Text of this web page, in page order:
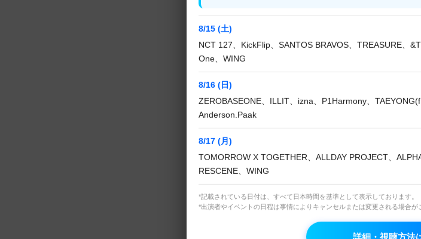
■#4
－
■#5
パク・ヘジン
■#6
パク・ヘジン、チャ・テヒョン
■#7
8/15 (土)
NCT 127、KickFlip、SANTOS BRAVOS、TREASURE、
One、WING
8/16 (日)
ZEROBASEONE、ILLIT、izna、P1Harmony、
Anderson.Paak
8/17 (月)
TOMORROW X TOGETHER、ALLDAY PROJECT、
RESCENE、WING
*記載されている日付は、すべて日本時間を基準として表示しております。
*出演者やイベントの日程は事情によりキャンセルまたは変更される場合が